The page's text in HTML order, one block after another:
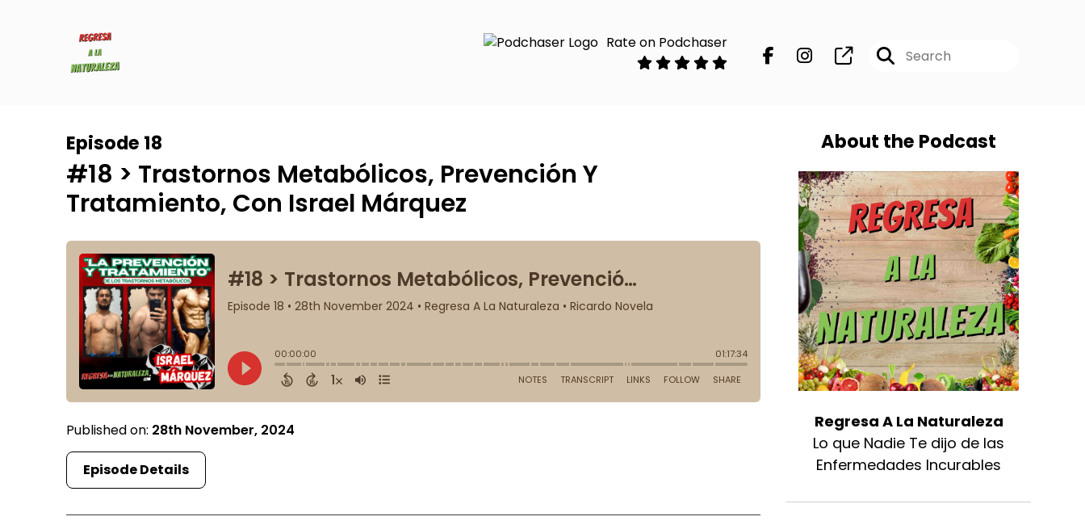
Rate on Podchaser
Episode 18
#18 > Trastornos Metabólicos, Prevención Y
Tratamiento, Con Israel Márquez
Published on: 28th November, 2024
Episode Details
About the Podcast
Regresa A La Naturaleza
Lo que Nadie Te dijo de las
Enfermedades Incurables